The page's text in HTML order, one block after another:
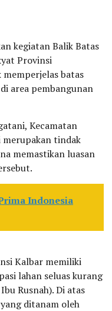
kegiatan Balik Batas
Provinsi
batas
area pembangunan
Kecamatan
merupakan tindak
memastikan luasan
Indonesia
Kalbar memiliki
lahan seluas kurang
Rusnah). Di atas
ditanam oleh